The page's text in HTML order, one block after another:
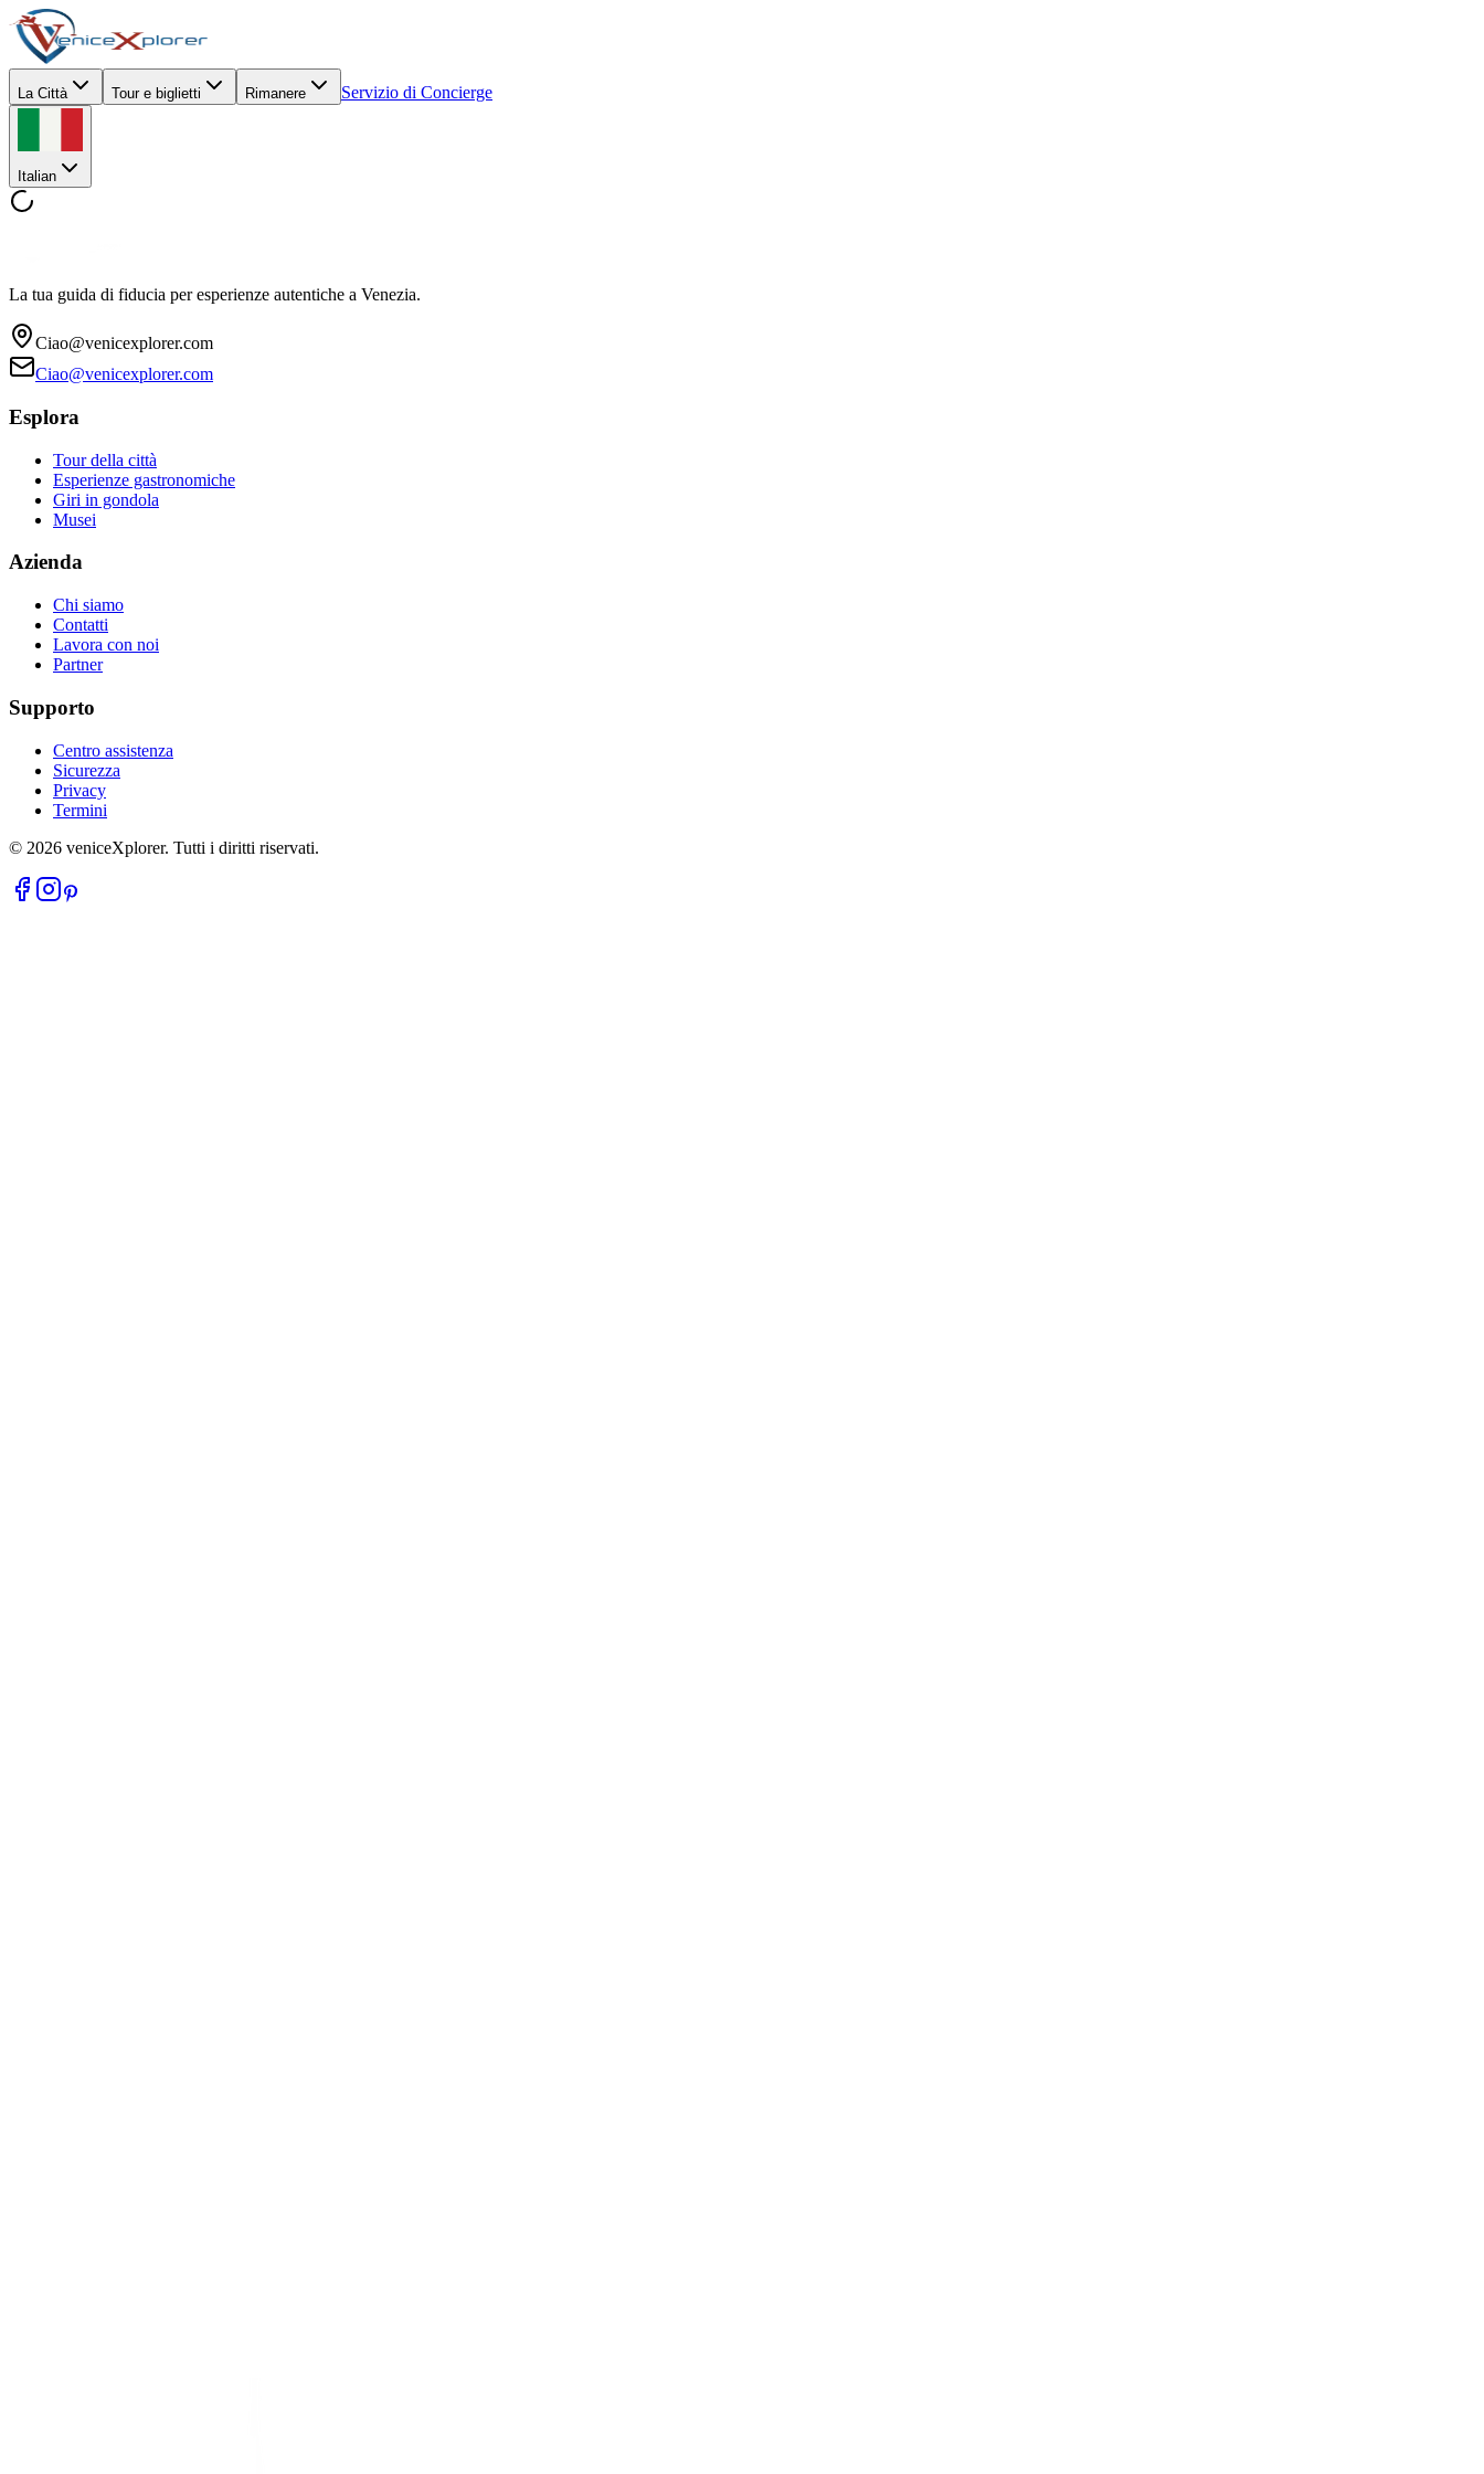
La Città Tour e biglietti Rimanere Servizio di Concierge
Italian
La tua guida di fiducia per esperienze autentiche a Venezia.
Ciao@venicexplorer.com
Ciao@venicexplorer.com
Esplora
Tour della città
Esperienze gastronomiche
Giri in gondola
Musei
Azienda
Chi siamo
Contatti
Lavora con noi
Partner
Supporto
Centro assistenza
Sicurezza
Privacy
Termini
© 2026 veniceXplorer. Tutti i diritti riservati.